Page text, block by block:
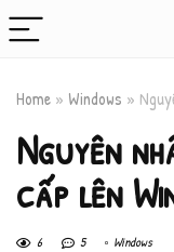
Home » Windows »
Nguyên
cấp lên
6 5 Windows